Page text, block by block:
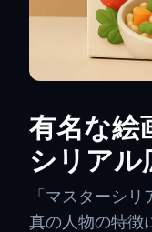
有名な絵
シリアル
「マスターシ
真の人物の特徴